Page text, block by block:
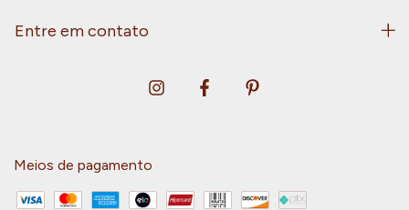
Entre em contato
Meios de pagamento